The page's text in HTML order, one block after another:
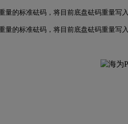
的标准砝码，将目前底盘砝码重量写
的标准砝码，将目前底盘砝码重量写